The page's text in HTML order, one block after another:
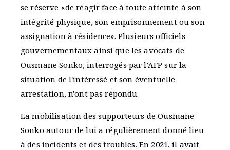
se réserve «de réagir face à toute atteinte à son
intégrité physique, son emprisonnement ou son
assignation à résidence». Plusieurs officiels
gouvernementaux ainsi que les avocats de
Ousmane Sonko, interrogés par l'AFP sur la
situation de l'intéressé et son éventuelle
arrestation, n'ont pas répondu.
La mobilisation des supporteurs de Ousmane
Sonko autour de lui a régulièrement donné lieu
à des incidents et des troubles. En 2021, il avait